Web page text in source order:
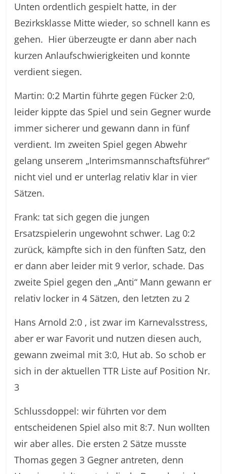
Unten ordentlich gespielt hatte, in der
Bezirksklasse Mitte wieder, so schnell kann es
gehen. Hier überzeugte er dann aber nach
kurzen Anlaufschwierigkeiten und konnte
verdient siegen.
Martin: 0:2 Martin führte gegen Fücker 2:0,
leider kippte das Spiel und sein Gegner wurde
immer sicherer und gewann dann in fünf
verdient. Im zweiten Spiel gegen Abwehr
gelang unserem „Interimsmannschaftsführer“
nicht viel und er unterlag relativ klar in vier
Sätzen.
Frank: tat sich gegen die jungen
Ersatzspielerin ungewohnt schwer. Lag 0:2
zurück, kämpfte sich in den fünften Satz, den
er dann aber leider mit 9 verlor, schade. Das
zweite Spiel gegen den „Anti“ Mann gewann er
relativ locker in 4 Sätzen, den letzten zu 2
Hans Arnold 2:0 , ist zwar im Karnevalsstress,
aber er war Favorit und nutzen diesen auch,
gewann zweimal mit 3:0, Hut ab. So schob er
sich in der aktuellen TTR Liste auf Position Nr.
3
Schlussdoppel: wir führten vor dem
entscheidenen Spiel also mit 8:7. Nun wollten
wir aber alles. Die ersten 2 Sätze musste
Thomas gegen 3 Gegner antreten, denn